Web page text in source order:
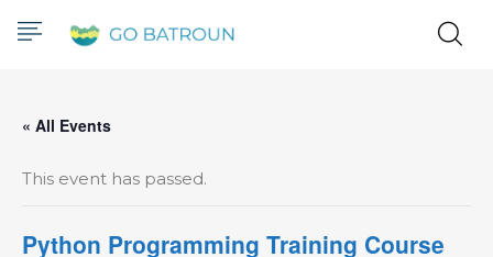
« All Events
This event has passed.
Python Programming Training Course